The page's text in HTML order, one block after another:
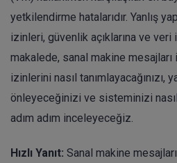
yetkilendirme hatalarıdır. Yanlış
izinleri, güvenlik açıklarına ve
makalede, sanal makine
izinlerini nasıl tanımlayacağınızı,
önleyeceğinizi ve sisteminizi nasıl
adım adım inceleyeceğiz.
Hızlı Yanıt: Sanal makine